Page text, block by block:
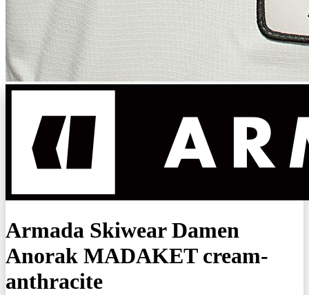
Armada Skiwear Damen
Anorak MADAKET cream-
anthracite